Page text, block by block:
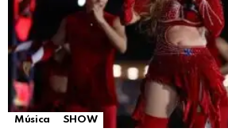
Música SHOW